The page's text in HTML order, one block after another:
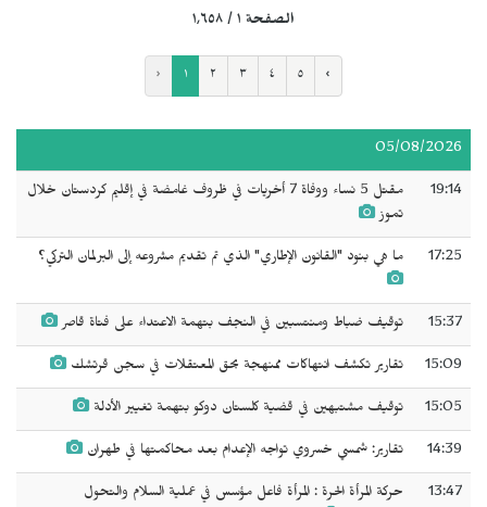
الصفحة ١ / ١٬٦٥٨
‹ ١ ٢ ٣ ٤ ٥ ›
05/08/2026
19:14
مقتل 5 نساء ووفاة 7 أخريات في ظروف غامضة في إقليم كردستان خلال
تموز
17:25 ما هي بنود "القانون الإطاري" الذي تم تقديم مشروعه إلى البرلمان التركي؟
15:37 توقيف ضباط ومنتسبين في النجف بتهمة الاعتداء على فتاة قاصر
15:09 تقارير تكشف انتهاكات ممنهجة بحق المعتقلات في سجن قرتشك
15:05 توقيف مشتبهين في قضية كلستان دوكو بتهمة تغيير الأدلة
14:39 تقارير: شمسي خسروي تواجه الإعدام بعد محاكمتها في طهران
13:47
حركة المرأة الحرة : المرأة فاعل مؤسس في عملية السلام والتحول